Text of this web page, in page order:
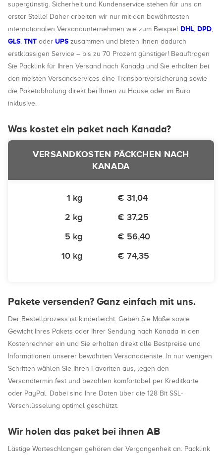
supergünstig. Sicherheit und Kundenservice stehen für uns an
erster Stelle! Daher arbeiten wir nur mit den bewährtesten
internationalen Versandunternehmen wie zum Beispiel DHL, DPD,
GLS, TNT oder UPS zusammen und bieten Ihnen dadurch
erstklassigen Service – bis zu 70 Prozent günstiger! Beauftragen
Sie Packlink für Ihren Versand nach Kanada und Sie erhalten bei
den meisten Versandservices eine Transportversicherung sowie
die Paketabholung direkt bei Ihnen zu Hause oder im Büro
inklusive.
Was kostet ein paket nach Kanada?
VERSANDKOSTEN PÄCKCHEN NACH
KANADA
1 kg
€ 31,04
2 kg
€ 37,25
5 kg
€ 56,40
10 kg
€ 74,35
Pakete versenden? Ganz einfach mit uns.
Der Bestellprozess ist kinderleicht: Geben Sie Maße sowie
Gewicht Ihres Pakets oder Ihrer Sendung nach Kanada in den
Kostenrechner ein und Sie erhalten direkt alle Bestpreise und
Informationen unserer bewährten Versanddienste. In nur wenigen
Schritten wählen Sie Ihren Favoriten aus, legen den
Versandtermin fest und bezahlen komfortabel per Kreditkarte
oder PayPal. Dabei sind Ihre Daten über die 128 Bit SSL-
Verschlüsselung optimal geschützt.
Wir holen das paket bei ihnen AB
Lästige Warteschlangen gehören der Vergangenheit an. Packlink